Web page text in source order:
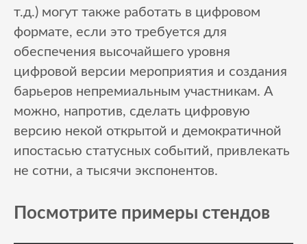
т.д.) могут также работать в цифровом
формате, если это требуется для
обеспечения высочайшего уровня
цифровой версии мероприятия и создания
барьеров непремиальным участникам. А
можно, напротив, сделать цифровую
версию некой открытой и демократичной
ипостасью статусных событий, привлекать
не сотни, а тысячи экспонентов.
Посмотрите примеры стендов